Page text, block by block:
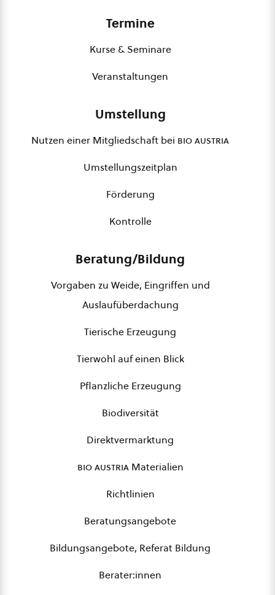
Termine
Kurse & Seminare
Veranstaltungen
Umstellung
Nutzen einer Mitgliedschaft bei bio austria
Umstellungszeitplan
Förderung
Kontrolle
Beratung/Bildung
Vorgaben zu Weide, Eingriffen und
Auslaufüberdachung
Tierische Erzeugung
Tierwohl auf einen Blick
Pflanzliche Erzeugung
Biodiversität
Direktvermarktung
bio austriaMaterialien
Richtlinien
Beratungsangebote
Bildungsangebote, Referat Bildung
Berater:innen